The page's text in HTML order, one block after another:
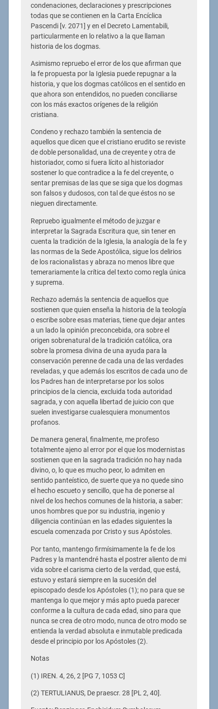
condenaciones, declaraciones y prescripciones
todas que se contienen en la Carta Encíclica
Pascendi [v. 2071] y en el Decreto Lamentabili,
particularmente en lo relativo a la que llaman
historia de los dogmas.
Asimismo repruebo el error de los que afirman que
la fe propuesta por la Iglesia puede repugnar a la
historia, y que los dogmas católicos en el sentido en
que ahora son entendidos, no pueden conciliarse
con los más exactos orígenes de la religión
cristiana.
Condeno y rechazo también la sentencia de
aquellos que dicen que el cristiano erudito se reviste
de doble personalidad, una de creyente y otra de
historiador, como si fuera lícito al historiador
sostener lo que contradice a la fe del creyente, o
sentar premisas de las que se siga que los dogmas
son falsos y dudosos, con tal de que éstos no se
nieguen directamente.
Repruebo igualmente el método de juzgar e
interpretar la Sagrada Escritura que, sin tener en
cuenta la tradición de la Iglesia, la analogía de la fe y
las normas de la Sede Apostólica, sigue los delirios
de los racionalistas y abraza no menos libre que
temerariamente la crítica del texto como regla única
y suprema.
Rechazo además la sentencia de aquellos que
sostienen que quien enseña la historia de la teología
o escribe sobre esas materias, tiene que dejar antes
a un lado la opinión preconcebida, ora sobre el
origen sobrenatural de la tradición católica, ora
sobre la promesa divina de una ayuda para la
conservación perenne de cada una de las verdades
reveladas, y que además los escritos de cada uno de
los Padres han de interpretarse por los solos
principios de la ciencia, excluida toda autoridad
sagrada, y con aquella libertad de juicio con que
suelen investigarse cualesquiera monumentos
profanos.
De manera general, finalmente, me profeso
totalmente ajeno al error por el que los modernistas
sostienen que en la sagrada tradición no hay nada
divino, o, lo que es mucho peor, lo admiten en
sentido panteístico, de suerte que ya no quede sino
el hecho escueto y sencillo, que ha de ponerse al
nivel de los hechos comunes de la historia, a saber:
unos hombres que por su industria, ingenio y
diligencia continúan en las edades siguientes la
escuela comenzada por Cristo y sus Apóstoles.
Por tanto, mantengo firmísimamente la fe de los
Padres y la mantendré hasta el postrer aliento de mi
vida sobre el carisma cierto de la verdad, que está,
estuvo y estará siempre en la sucesión del
episcopado desde los Apóstoles (1); no para que se
mantenga lo que mejor y más apto pueda parecer
conforme a la cultura de cada edad, sino para que
nunca se crea de otro modo, nunca de otro modo se
entienda la verdad absoluta e inmutable predicada
desde el principio por los Apóstoles (2).
Notas
(1) IREN. 4, 26, 2 [PG 7, 1053 C]
(2) TERTULIANUS, De praescr. 28 [PL 2, 40].